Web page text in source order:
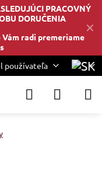
✕
PRACOVNÝ
DORUČENIA
radi premeriame
používateľa